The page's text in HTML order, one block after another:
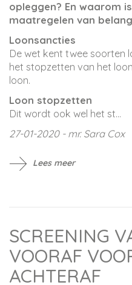
opleggen? En waarom
maatregelen van
Loonsancties
De wet kent twee soorten
het stopzetten van het
loon.
Loon stopzetten
Dit wordt ook wel het st...
27-01-2020 - mr. Sara Cox
Lees meer
SCREENING
VOORAF
ACHTERAF